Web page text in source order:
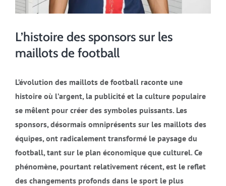
L’histoire des sponsors sur les
maillots de football
L’évolution des maillots de football raconte une
histoire où l’argent, la publicité et la culture populaire
se mêlent pour créer des symboles puissants. Les
sponsors, désormais omniprésents sur les maillots des
équipes, ont radicalement transformé le paysage du
football, tant sur le plan économique que culturel. Ce
phénomène, pourtant relativement récent, est le reflet
des changements profonds dans le sport le plus